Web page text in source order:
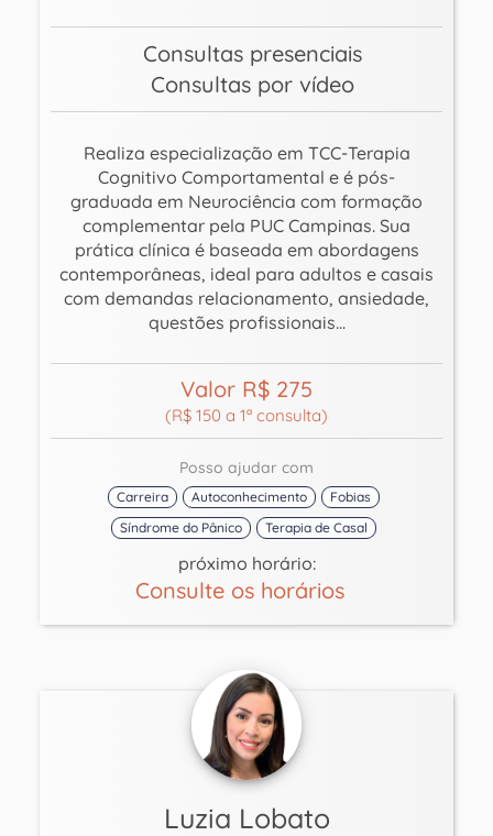
Consultas presenciais
Consultas por vídeo
Realiza especialização em TCC-Terapia
Cognitivo Comportamental e é pós-
graduada em Neurociência com formação
complementar pela PUC Campinas. Sua
prática clínica é baseada em abordagens
contemporâneas, ideal para adultos e casais
com demandas relacionamento, ansiedade,
questões profissionais...
Valor R$ 275
(R$ 150 a 1ª consulta)
Posso ajudar com
Carreira Autoconhecimento
Fobias
Síndrome do Pânico
Terapia de Casal
próximo horário:
Consulte os horários
Luzia Lobato